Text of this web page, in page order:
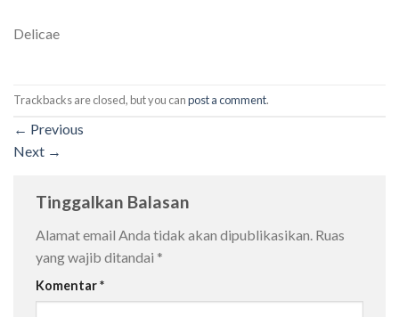
Delicae
Trackbacks are closed, but you canpost a comment.
← Previous
Next →
Tinggalkan Balasan
Alamat email Anda tidak akan dipublikasikan. Ruas
yang wajib ditandai *
Komentar*